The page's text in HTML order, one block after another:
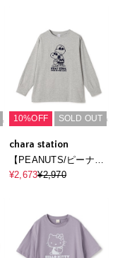
10%OFF SOLD OUT
chara station
【PEANUTS/ピーナッ
ツ】SNOOPY/スヌー
ンT◆別注◆
¥2,673¥2,970